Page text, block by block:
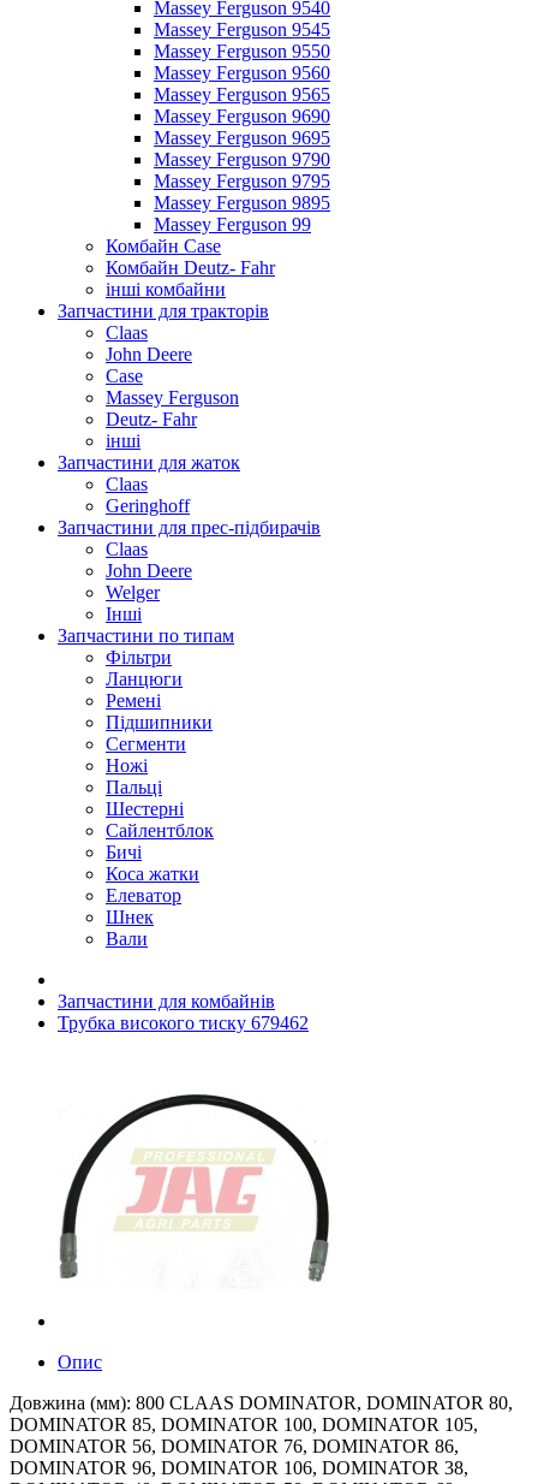
Massey Ferguson 9540
Massey Ferguson 9545
Massey Ferguson 9550
Massey Ferguson 9560
Massey Ferguson 9565
Massey Ferguson 9690
Massey Ferguson 9695
Massey Ferguson 9790
Massey Ferguson 9795
Massey Ferguson 9895
Massey Ferguson 99
Комбайн Case
Комбайн Deutz- Fahr
інші комбайни
Запчастини для тракторів
Claas
John Deere
Case
Massey Ferguson
Deutz- Fahr
інші
Запчастини для жаток
Claas
Geringhoff
Запчастини для прес-підбирачів
Claas
John Deere
Welger
Інші
Запчастини по типам
Фільтри
Ланцюги
Ремені
Підшипники
Сегменти
Ножі
Пальці
Шестерні
Сайлентблок
Бичі
Коса жатки
Елеватор
Шнек
Вали
Запчастини для комбайнів
Трубка високого тиску 679462
Опис
Довжина (мм): 800 CLAAS DOMINATOR, DOMINATOR 80,
DOMINATOR 85, DOMINATOR 100, DOMINATOR 105,
DOMINATOR 56, DOMINATOR 76, DOMINATOR 86,
DOMINATOR 96, DOMINATOR 106, DOMINATOR 38,